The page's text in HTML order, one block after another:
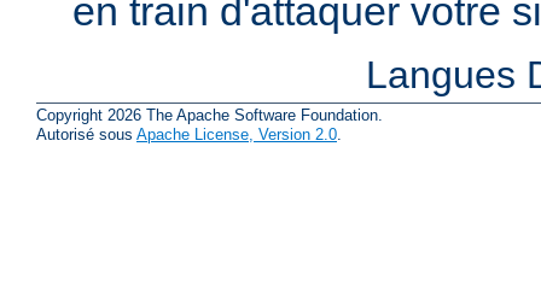
en train d'attaquer votre
Langues
Copyright 2026 The Apache Software Foundation.
Autorisé sous Apache License, Version 2.0.